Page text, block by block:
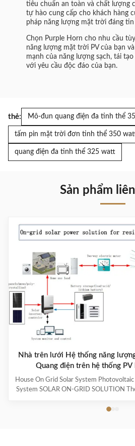
tiêu chuẩn an toàn và chất lượng
tự hào cung cấp cho khách hàng
pháp năng lượng mặt trời đáng tin
Chọn Purple Horn cho nhu cầu
năng lượng mặt trời PV của bạn
mạnh của năng lượng sạch, tái
với yêu cầu độc đáo của bạn.
thẻ: Mô-đun quang điện đa tinh thể
tấm pin mặt trời đơn tinh thể 350
quang điện đa tinh thể 325 watt
Sản phẩm
Nhà trên lưới Hệ thống năng
Quang điện trên hệ thống
House On Grid Solar System
System SOLAR ON-GRID SOLUTION
modules to collect and process electric